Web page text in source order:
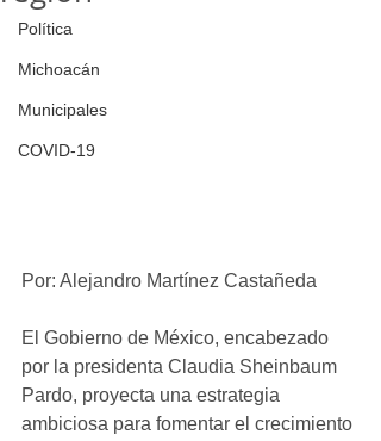
Política
Michoacán
Municipales
COVID-19
Por: Alejandro Martínez Castañeda
El Gobierno de México, encabezado
por la presidenta Claudia Sheinbaum
Pardo, proyecta una estrategia
ambiciosa para fomentar el crecimiento